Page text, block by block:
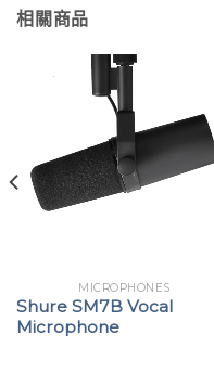
相關商品
MICROPHONES
Shure SM7B Vocal
Microphone